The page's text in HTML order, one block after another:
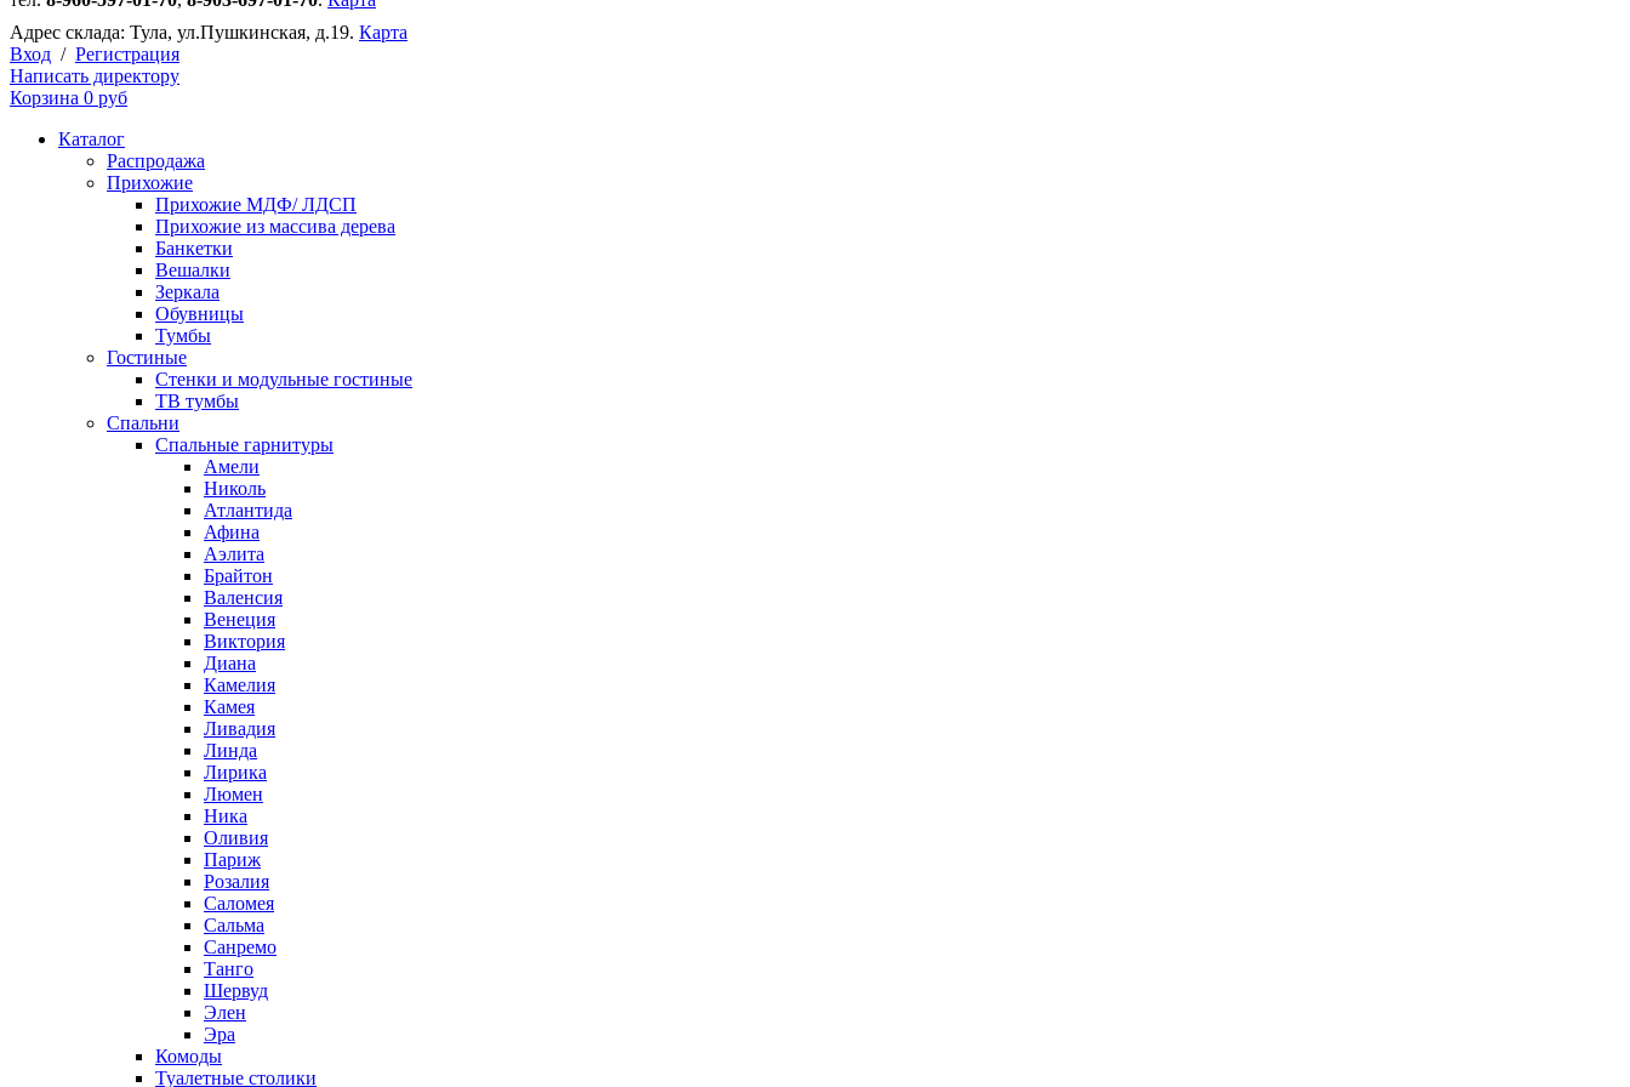
Адрес склада: Тула, ул.Пушкинская, д.19. Карта
Вход / Регистрация
Написать директору
Корзина 0 руб
Каталог
Распродажа
Прихожие
Прихожие МДФ/ ЛДСП
Прихожие из массива дерева
Банкетки
Вешалки
Зеркала
Обувницы
Тумбы
Гостиные
Стенки и модульные гостиные
ТВ тумбы
Спальни
Спальные гарнитуры
Амели
Николь
Атлантида
Афина
Аэлита
Брайтон
Валенсия
Венеция
Виктория
Диана
Камелия
Камея
Ливадия
Линда
Лирика
Люмен
Ника
Оливия
Париж
Розалия
Саломея
Сальма
Санремо
Танго
Шервуд
Элен
Эра
Комоды
Туалетные столики